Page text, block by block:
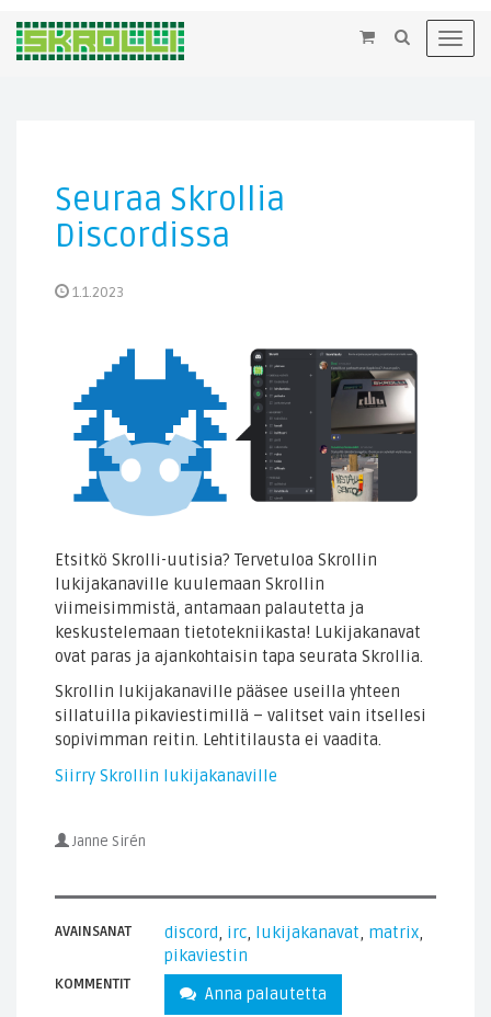
×
Seuraa Skrollia
Discordissa
1.1.2023
Etsitkö Skrolli-uutisia? Tervetuloa Skrollin
lukijakanaville kuulemaan Skrollin
viimeisimmistä, antamaan palautetta ja
keskustelemaan tietotekniikasta! Lukijakanavat
ovat paras ja ajankohtaisin tapa seurata Skrollia.
Skrollin lukijakanaville pääsee useilla yhteen
sillatuilla pikaviestimillä – valitset vain itsellesi
sopivimman reitin. Lehtitilausta ei vaadita.
Siirry Skrollin lukijakanaville
Janne Sirén
AVAINSANAT discord irc lukijakanavat matrix
pikaviestin
KOMMENTIT Anna palautetta